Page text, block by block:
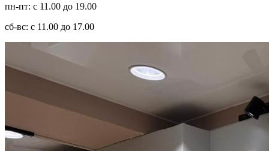
пн-пт: с 11.00 до 19.00
сб-вс: с 11.00 до 17.00